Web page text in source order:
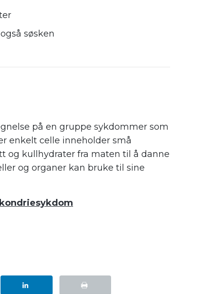
søsken
på en gruppe sykdommer som
enkelt celle inneholder små
og kullhydrater fra maten til å danne
og organer kan bruke til sine